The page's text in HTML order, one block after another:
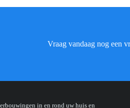
Vraag vandaag nog een
in en rond uw huis en